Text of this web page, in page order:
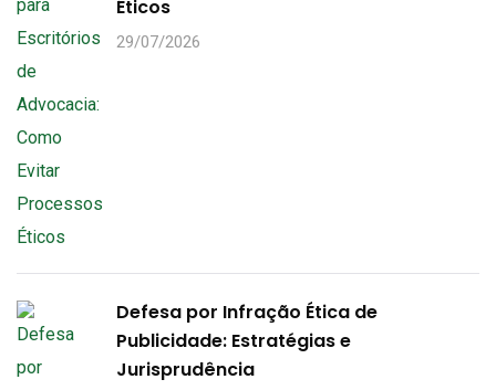
Éticos
29/07/2026
Defesa por Infração Ética de
Publicidade: Estratégias e
Jurisprudência